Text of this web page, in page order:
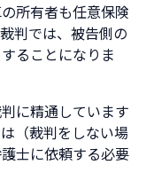
所有者も任意保険
判では、被告側の
ることになりま
に精通しています
（裁判をしない場
士に依頼する必要